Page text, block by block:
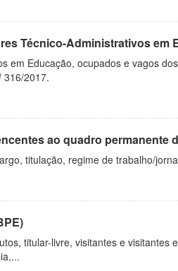
Técnico-Administrativos em
Educação, ocupados e vagos dos
316/2017.
ao quadro permanente
titulação, regime de trabalho/
titular-livre, visitantes e visitantes